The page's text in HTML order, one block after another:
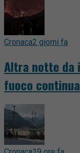
Cronaca2 giorni fa
Altra notte da
fuoco